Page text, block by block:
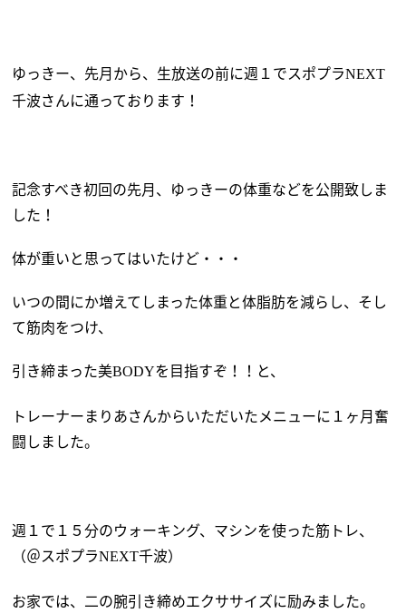
ゆっきー、先月から、生放送の前に週１でスポプラNEXT
千波さんに通っております！
記念すべき初回の先月、ゆっきーの体重などを公開致しま
した！
体が重いと思ってはいたけど・・・
いつの間にか増えてしまった体重と体脂肪を減らし、そし
て筋肉をつけ、
引き締まった美BODYを目指すぞ！！と、
トレーナーまりあさんからいただいたメニューに１ヶ月奮
闘しました。
週１で１５分のウォーキング、マシンを使った筋トレ、
（＠スポプラNEXT千波）
お家では、二の腕引き締めエクササイズに励みました。